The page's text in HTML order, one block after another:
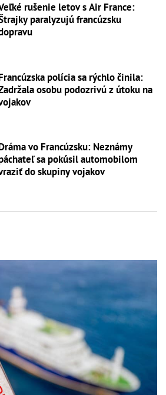
rušenie letov s Air France:
paralyzujú francúzsku
polícia sa rýchlo činila:
osobu podozrivú z útoku na
vo Francúzsku: Neznámy
sa pokúsil automobilom
do skupiny vojakov